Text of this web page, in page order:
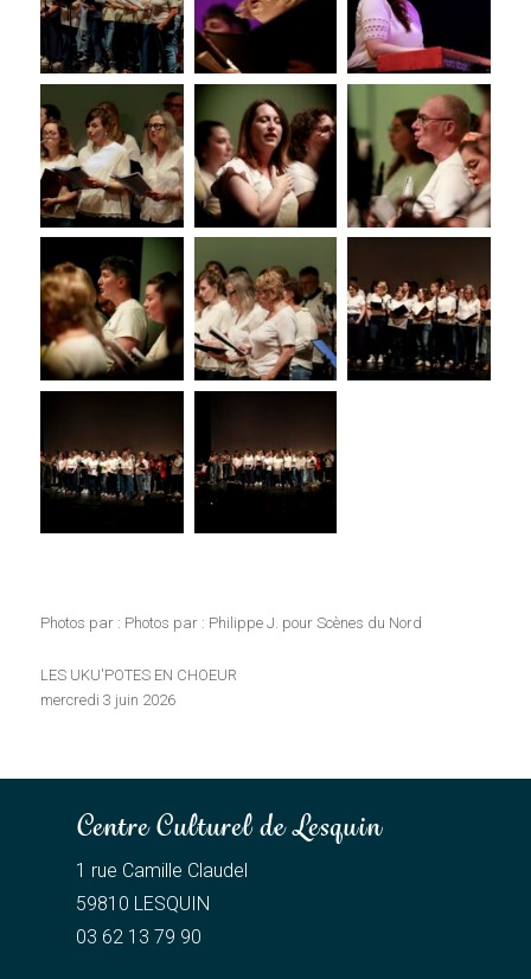
Photos par : Photos par : Philippe J. pour Scènes du Nord
LES UKU'POTES EN CHOEUR
mercredi 3 juin 2026
Centre Culturel de Lesquin
1 rue Camille Claudel
59810 LESQUIN
03 62 13 79 90